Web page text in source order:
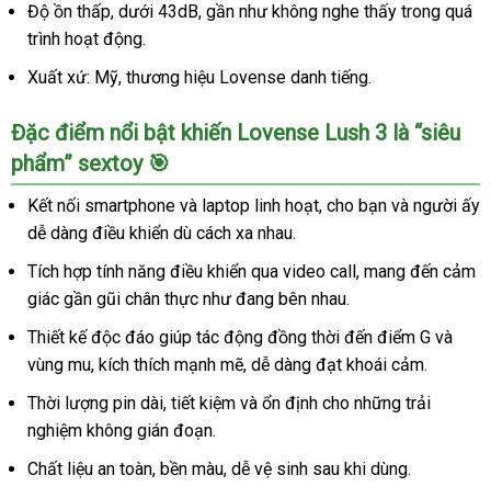
Độ ồn thấp, dưới 43dB, gần như không nghe thấy trong quá
trình hoạt động.
Xuất xứ: Mỹ, thương hiệu Lovense danh tiếng.
Đặc điểm nổi bật khiến Lovense Lush 3 là “siêu
phẩm” sextoy 🎯
Kết nối smartphone và laptop linh hoạt, cho bạn và người ấy
dễ dàng điều khiển dù cách xa nhau.
Tích hợp tính năng điều khiển qua video call, mang đến cảm
giác gần gũi chân thực như đang bên nhau.
Thiết kế độc đáo giúp tác động đồng thời đến điểm G và
vùng mu, kích thích mạnh mẽ, dễ dàng đạt khoái cảm.
Thời lượng pin dài, tiết kiệm và ổn định cho những trải
nghiệm không gián đoạn.
Chất liệu an toàn, bền màu, dễ vệ sinh sau khi dùng.